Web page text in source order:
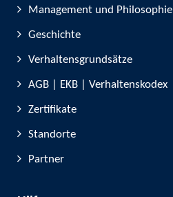
Management und Philosophie
Geschichte
Verhaltensgrundsätze
AGB | EKB | Verhaltenskodex
Zertifikate
Standorte
Partner